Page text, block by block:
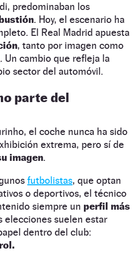
predominaban los
. Hoy, el escenario ha
El Real Madrid apuesta
, tanto por imagen como
. Un cambio que refleja la
sector del automóvil.
parte del
el coche nunca ha sido
extrema, pero sí de
imagen.
futbolistas, que optan
o deportivos, el técnico
siempre un perfil más
elecciones suelen estar
dentro del club: